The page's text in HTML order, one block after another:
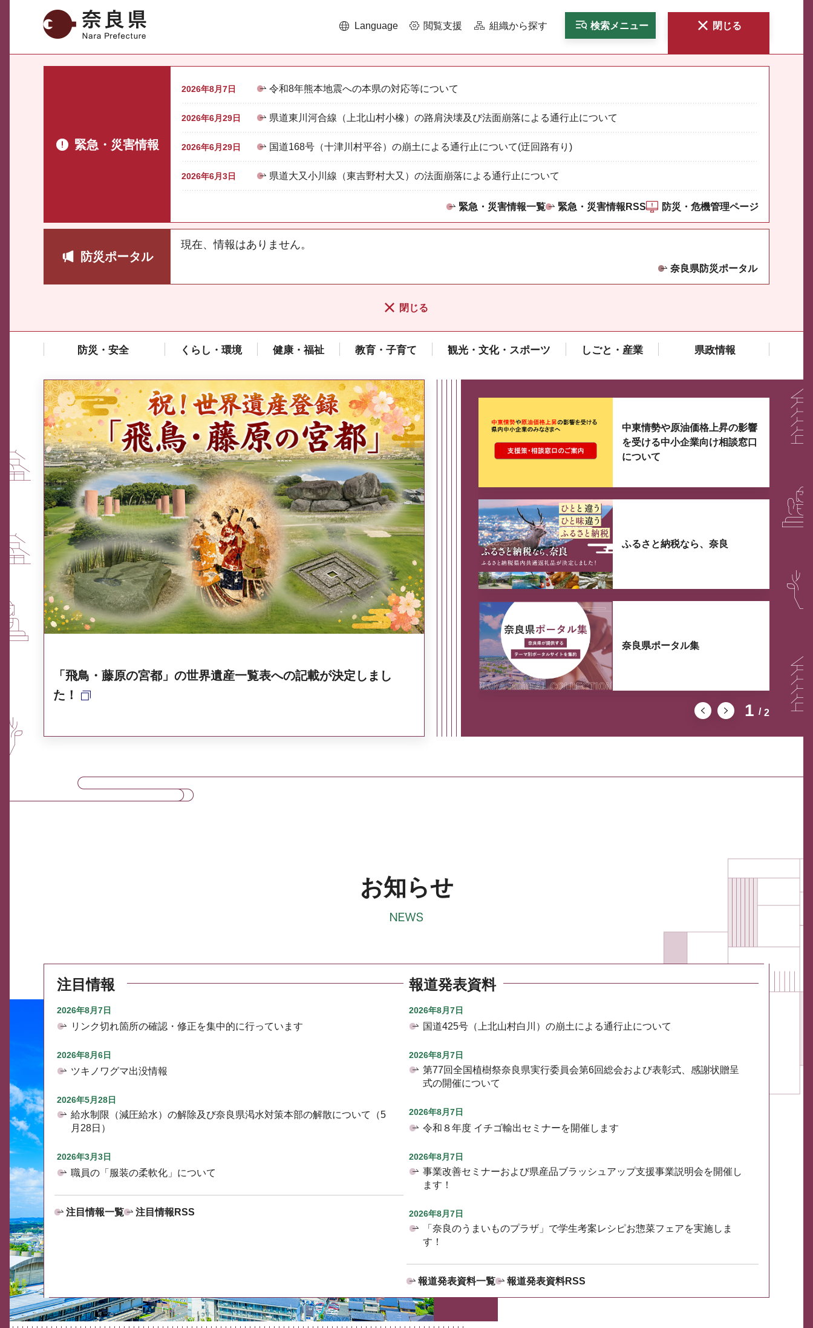
奈良県 Language 閲覧支援 組織から探す 検索メニュー 閉じる
緊急・災害情報
2026年8月7日 令和8年熊本地震への本県の対応等について
2026年6月29日 県道東川河合線（上北山村小橡）の路肩決壊及び法面崩落による通行止について
2026年6月29日 国道168号（十津川村平谷）の崩土による通行止について(迂回路有り)
2026年6月3日 県道大又小川線（東吉野村大又）の法面崩落による通行止について
緊急・災害情報一覧 緊急・災害情報RSS 防災・危機管理ページ
防災ポータル
現在、情報はありません。
奈良県防災ポータル
閉じる
防災・安全 くらし・環境 健康・福祉 教育・子育て 観光・文化・スポーツ しごと・産業 県政情報
「飛鳥・藤原の宮都」の世界遺産一覧表への記載が決定しまし
た！
ここから最大3つずつ情報が表示されるスライダーがあります。
1 2
中東情勢や原油価格上昇の影響
を受ける中小企業向け相談窓口
について
ふるさと納税なら、奈良
県広報誌「県民だより奈良」
2026年8月号
奈良県政策集
中東情勢や原油価格上昇の影響
を受ける中小企業向け相談窓口
について
ふるさと納税なら、奈良
奈良県ポータル集
お知らせ
注目情報
2026年8月7日
リンク切れ箇所の確認・修正を集中的に行っています
2026年8月6日
ツキノワグマ出没情報
2026年5月28日
給水制限（減圧給水）の解除及び奈良県渇水対策本部の解散について（5
月28日）
2026年3月3日
職員の「服装の柔軟化」について
注目情報一覧 注目情報RSS
報道発表資料
2026年8月7日
国道425号（上北山村白川）の崩土による通行止について
2026年8月7日
第77回全国植樹祭奈良県実行委員会第6回総会および表彰式、感謝状贈呈
式の開催について
2026年8月7日
令和８年度 イチゴ輸出セミナーを開催します
2026年8月7日
事業改善セミナーおよび県産品ブラッシュアップ支援事業説明会を開催し
ます！
2026年8月7日
「奈良のうまいものプラザ」で学生考案レシピお惣菜フェアを実施しま
す！
報道発表資料一覧 報道発表資料RSS